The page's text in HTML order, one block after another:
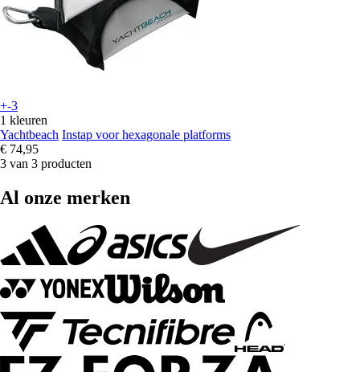
+-3
1 kleuren
Yachtbeach Instap voor hexagonale platforms
€ 74,95
3 van 3 producten
Al onze merken